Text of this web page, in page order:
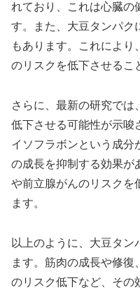
れており、これは心臓の
す。また、大豆タンパク
もあります。これによ
のリスクを低下させるこ
さらに、最新の研究では
低下させる可能性が示唆
イソフラボンという成分
の成長を抑制する効果が
や前立腺がんのリスクを
ます。
以上のように、大豆タン
ます。筋肉の成長や修
のリスク低下など、その